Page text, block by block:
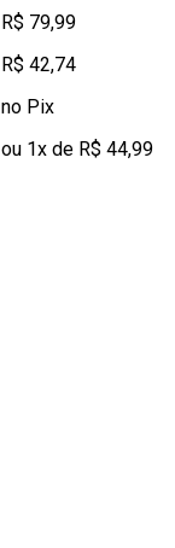
R$ 79,99
R$ 42,74
no Pix
ou 1x de R$ 44,99